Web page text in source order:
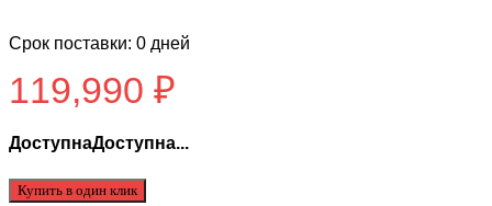
Срок поставки: 0 дней
119,990 ₽
ДоступнаДоступна...
Купить в один клик